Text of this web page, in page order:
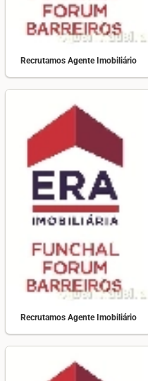
Recrutamos Agente Imobiliário
Recrutamos Agente Imobiliário